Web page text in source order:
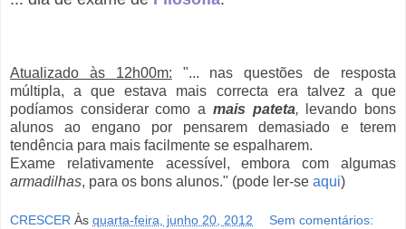
Atualizado às 12h00m: "... nas questões de resposta
múltipla, a que estava mais correcta era talvez a que
podíamos considerar como a mais pateta,
levando bons
alunos ao engano por pensarem demasiado e terem
tendência para mais facilmente se espalharem.
Exame relativamente acessível, embora com algumas
armadilhas, para os bons alunos." (pode ler-se aqui)
CRESCER Às quarta-feira, junho 20, 2012 Sem comentários: